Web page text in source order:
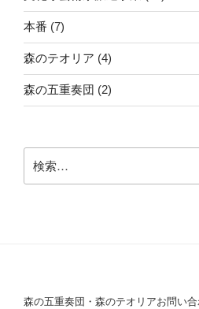
本番 (7)
森のテオリア (4)
森の五重奏団 (2)
索:
森の五重奏団・森のテオリアお問い合